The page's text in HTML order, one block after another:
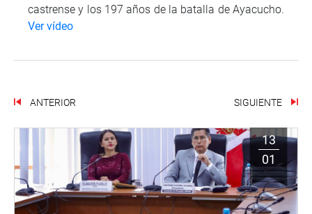
castrense y los 197 años de la batalla de Ayacucho.
Ver vídeo
ANTERIOR SIGUIENTE
13
01